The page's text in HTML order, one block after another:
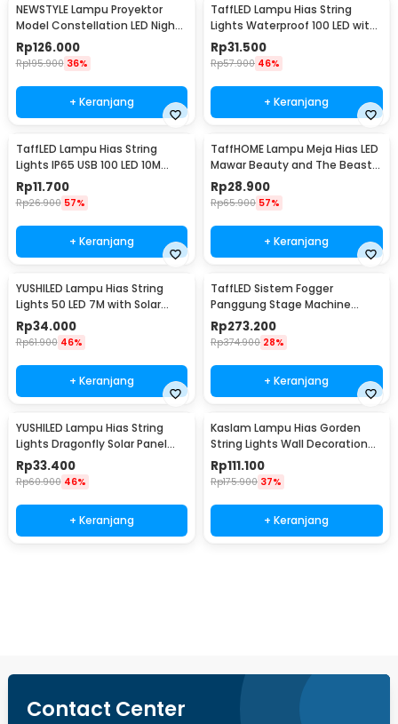
NEWSTYLE Lampu Proyektor
Model Constellation LED Night
Light 3W 5V - NL-USB
Rp126.000
Rp195.900 36%
+ Keranjang
TaffLED Lampu Hias String
Lights Waterproof 100 LED with
Solar Panel - M071
Rp31.500
Rp57.900 46%
+ Keranjang
TaffLED Lampu Hias String
Lights IP65 USB 100 LED 10M
Warm White - TDC-01
Rp11.700
Rp26.900 57%
+ Keranjang
TaffHOME Lampu Meja Hias LED
Mawar Beauty and The Beast
Warm White - AC01
Rp28.900
Rp65.900 57%
+ Keranjang
YUSHILED Lampu Hias String
Lights 50 LED 7M with Solar
Panel - M072
Rp34.000
Rp61.900 46%
+ Keranjang
TaffLED Sistem Fogger
Panggung Stage Machine
Ejector with RGB LED - KY-
LED500
Rp273.200
Rp374.900 28%
+ Keranjang
YUSHILED Lampu Hias String
Lights Dragonfly Solar Panel
IP65 8 Modes 20 LED - M088
Rp33.400
Rp60.900 46%
+ Keranjang
Kaslam Lampu Hias Gorden
String Lights Wall Decoration
18W 3x3M 320 LED - S-32
Rp111.100
Rp175.900 37%
+ Keranjang
Contact Center